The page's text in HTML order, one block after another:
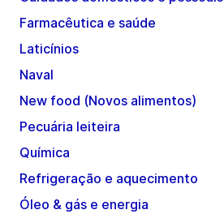
Farmacêutica e saúde
Laticínios
Naval
New food (Novos alimentos)
Pecuária leiteira
Química
Refrigeração e aquecimento
Óleo & gás e energia